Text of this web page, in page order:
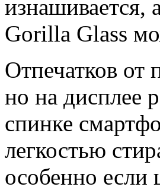
изнашивается,
Gorilla Glass
Отпечатков от
но на дисплее
спинке
легкостью
особенно если